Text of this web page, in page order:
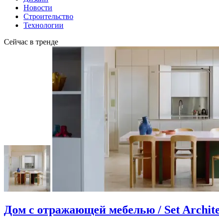
Новости
Строительство
Технологии
Сейчас в тренде
Дом с отражающей мебелью / Set